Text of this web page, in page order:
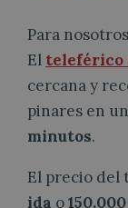
Para
El teleférico
cercana y
pinares en
minutos.
El precio del
ida o